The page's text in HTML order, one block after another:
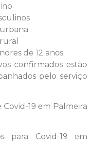
de 12 anos
confirmados estão
pelo serviço
19 em Palmeira
para Covid-19 em